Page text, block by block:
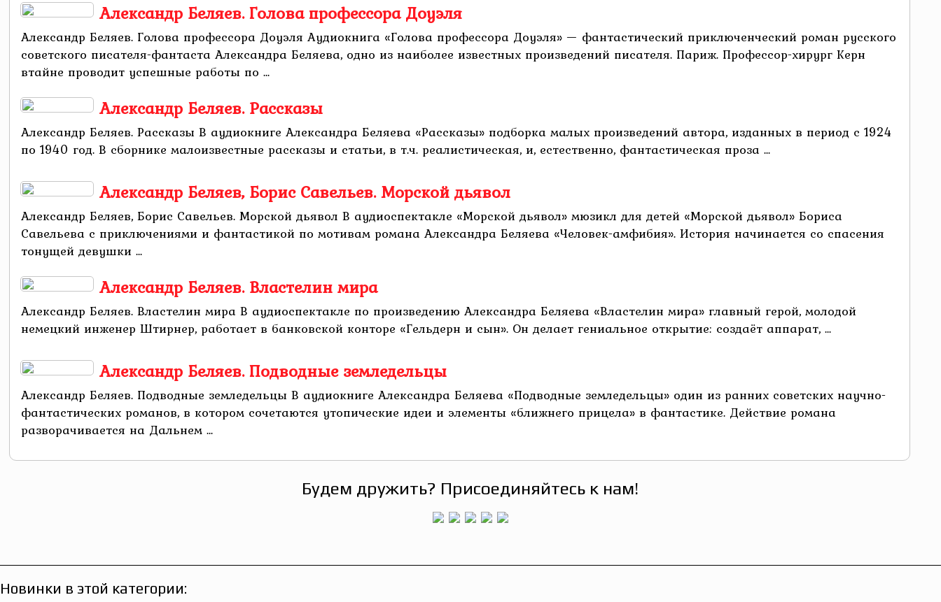
Александр Беляев. Голова профессора Доуэля
Александр Беляев. Голова профессора Доуэля Аудиокнига «Голова профессора Доуэля» — фантастический приключенческий роман русского
советского писателя-фантаста Александра Беляева, одно из наиболее известных произведений писателя. Париж. Профессор-хирург Керн
втайне проводит успешные работы по ...
Александр Беляев. Рассказы
Александр Беляев. Рассказы В аудиокниге Александра Беляева «Рассказы» подборка малых произведений автора, изданных в период с 1924
по 1940 год. В сборнике малоизвестные рассказы и статьи, в т.ч. реалистическая, и, естественно, фантастическая проза ...
Александр Беляев, Борис Савельев. Морской дьявол
Александр Беляев, Борис Савельев. Морской дьявол В аудиоспектакле «Морской дьявол» мюзикл для детей «Морской дьявол» Бориса
Савельева с приключениями и фантастикой по мотивам романа Александра Беляева «Человек-амфибия». История начинается со спасения
тонущей девушки ...
Александр Беляев. Властелин мира
Александр Беляев. Властелин мира В аудиоспектакле по произведению Александра Беляева «Властелин мира» главный герой, молодой
немецкий инженер Штирнер, работает в банковской конторе «Гельдерн и сын». Он делает гениальное открытие: создаёт аппарат, ...
Александр Беляев. Подводные земледельцы
Александр Беляев. Подводные земледельцы В аудиокниге Александра Беляева «Подводные земледельцы» один из ранних советских научно-
фантастических романов, в котором сочетаются утопические идеи и элементы «ближнего прицела» в фантастике. Действие романа
разворачивается на Дальнем ...
Будем дружить? Присоединяйтесь к нам!
Новинки в этой категории: